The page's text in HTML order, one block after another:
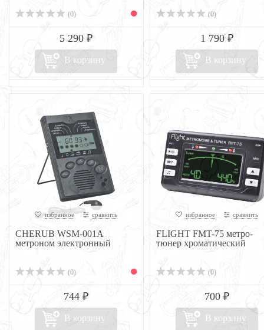
(0)
5 290 ₽
В корзину
(0)
1 790 ₽
В корзину
избранное сравнить
CHERUB WSM-001A
метроном электронный
(0)
744 ₽
В корзину
избранное сравнить
FLIGHT FMT-75 метро-
тюнер хроматический
(0)
700 ₽
В корзину